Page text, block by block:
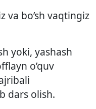
va bo’sh vaqtingiz
yoki, yashash
o’quv
dars olish.